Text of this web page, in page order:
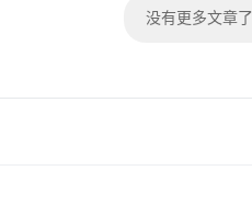
没有更多文章了